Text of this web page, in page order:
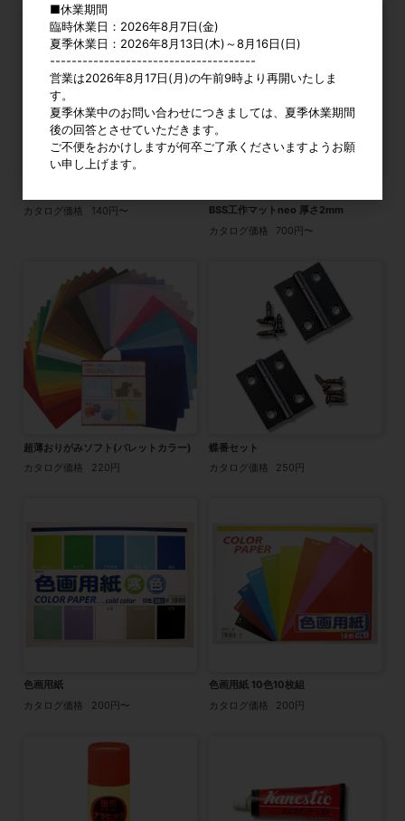
カタログ価格
140円〜
BSS工作マットneo 厚さ2mm
カタログ価格
700円〜
超薄おりがみソフト(パレットカラー)
カタログ価格
220円
蝶番セット
カタログ価格
250円
色画用紙
カタログ価格
200円〜
色画用紙 10色10枚組
カタログ価格
200円
■休業期間
臨時休業日：2026年8月7日(金)
夏季休業日：2026年8月13日(木)～8月16日(日)
--------------------------------------
営業は2026年8月17日(月)の午前9時より再開いたしま
す。
夏季休業中のお問い合わせにつきましては、夏季休業期間
後の回答とさせていただきます。
ご不便をおかけしますが何卒ご了承くださいますようお願
い申し上げます。